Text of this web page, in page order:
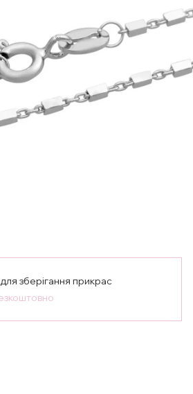
зберігання прикрас